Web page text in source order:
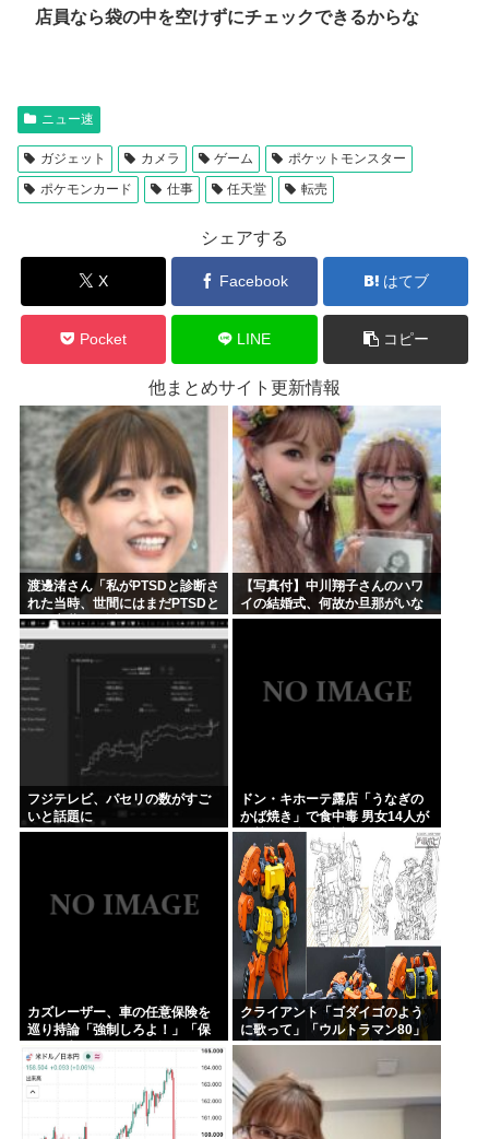
店員なら袋の中を空けずにチェックできるからな
ニュー速
ガジェット カメラ ゲーム
ポケットモンスター
ポケモンカード
仕事 任天堂 転売
シェアする
X Facebook はてブ
Pocket LINE コピー
他まとめサイト更新情報
渡邊渚さん「私がPTSDと診断さ
れた当時、世間にはまだPTSDと
いう言葉は浸透していませんで
した」
【写真付】中川翔子さんのハワ
イの結婚式、何故か旦那がいな
い
フジテレビ、パセリの数がすご
いと話題に
ドン・キホーテ露店「うなぎの
かば焼き」で食中毒 男女14人が
発熱や腹痛など訴え…サルモネ
ラ属の菌検出
カズレーザー、車の任意保険を
巡り持論「強制しろよ！」「保
険にも入れないヤツは運転すん
なよ」
クライアント「ゴダイゴのよう
に歌って」「ウルトラマン80」
「アルフィのように」「星のピ